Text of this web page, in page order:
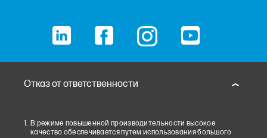
LinkedIn Facebook Instagram YouTube
Отказ от ответственности
В режиме повышенной производительности высокое
качество обеспечивается путем использования большого